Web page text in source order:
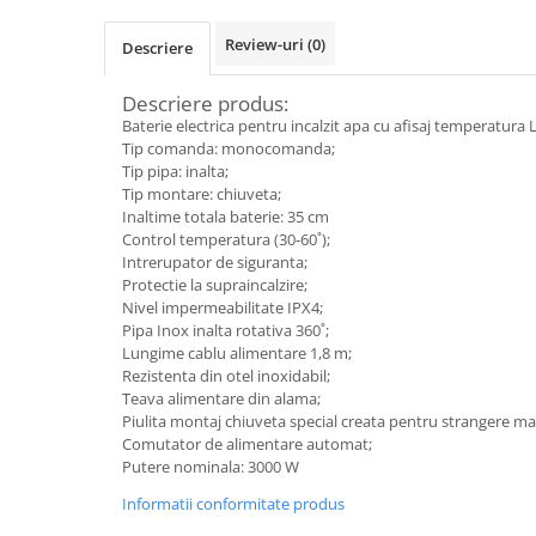
Accesorii radiatoare
Boilere electrice
Boilere termoelectrice
Boilere indirecte cu serpentina
Boilere solare indirecte (cu
Boilere pentru pompe de caldura
Accesorii boilere
Incalzire in pardoseala
Tevi si fitinguri
Tevi si fitinguri PPR
Descriere Review-uri (0)
Descriere produs:
Baterie electrica pentru incalzit apa cu afisaj temperatura
Tip comanda: monocomanda;
Tip pipa: inalta;
Tip montare: chiuveta;
Inaltime totala baterie: 35 cm
Control temperatura (30-60˚);
Intrerupator de siguranta;
Protectie la supraincalzire;
Nivel impermeabilitate IPX4;
Pipa Inox inalta rotativa 360˚;
Lungime cablu alimentare 1,8 m;
Rezistenta din otel inoxidabil;
Teava alimentare din alama;
Piulita montaj chiuveta special creata pentru strangere
Comutator de alimentare automat;
Putere nominala: 3000 W
Informatii conformitate produs